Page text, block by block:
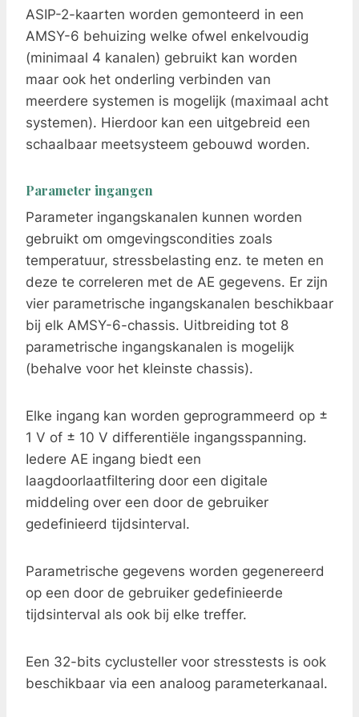
ASIP-2-kaarten worden gemonteerd in een
AMSY-6 behuizing welke ofwel enkelvoudig
(minimaal 4 kanalen) gebruikt kan worden
maar ook het onderling verbinden van
meerdere systemen is mogelijk (maximaal acht
systemen). Hierdoor kan een ​​uitgebreid een
schaalbaar meetsysteem gebouwd worden.
Parameter ingangen
Parameter ingangskanalen kunnen worden
gebruikt om omgevingscondities zoals
temperatuur, stressbelasting enz. te meten en
deze te correleren met de AE gegevens. Er zijn
vier parametrische ingangskanalen beschikbaar
bij elk AMSY-6-chassis. Uitbreiding tot 8
parametrische ingangskanalen is mogelijk
(behalve voor het kleinste chassis).
Elke ingang kan worden geprogrammeerd op ±
1 V of ± 10 V differentiële ingangsspanning.
Iedere AE ingang biedt een
laagdoorlaatfiltering door een digitale
middeling over een door de gebruiker
gedefinieerd tijdsinterval.
Parametrische gegevens worden gegenereerd
op een door de gebruiker gedefinieerde
tijdsinterval als ook bij elke treffer.
Een 32-bits cyclusteller voor stresstests is ook
beschikbaar via een analoog parameterkanaal.